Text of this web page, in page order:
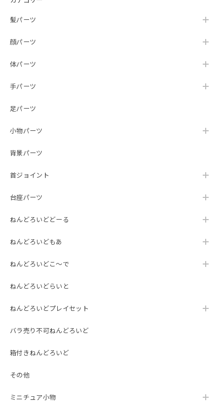
髪パーツ
顔パーツ
体パーツ
手パーツ
足パーツ
小物パーツ
背景パーツ
首ジョイント
台座パーツ
ねんどろいどどーる
ねんどろいどもあ
ねんどろいどこ～で
ねんどろいどらいと
ねんどろいどプレイセット
バラ売り不可ねんどろいど
箱付きねんどろいど
その他
ミニチュア小物